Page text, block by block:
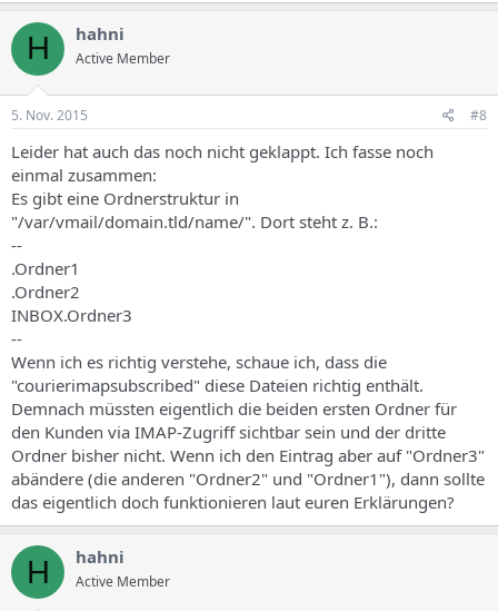
H hahni
Active Member
5. Nov. 2015 #8
Leider hat auch das noch nicht geklappt. Ich fasse noch
einmal zusammen:
Es gibt eine Ordnerstruktur in
"/var/vmail/domain.tld/name/". Dort steht z. B.:
--
.Ordner1
.Ordner2
INBOX.Ordner3
--
Wenn ich es richtig verstehe, schaue ich, dass die
"courierimapsubscribed" diese Dateien richtig enthält.
Demnach müssten eigentlich die beiden ersten Ordner für
den Kunden via IMAP-Zugriff sichtbar sein und der dritte
Ordner bisher nicht. Wenn ich den Eintrag aber auf "Ordner3"
abändere (die anderen "Ordner2" und "Ordner1"), dann sollte
das eigentlich doch funktionieren laut euren Erklärungen?
H hahni
Active Member